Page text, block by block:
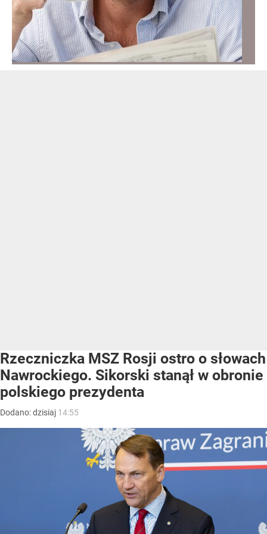
Rzeczniczka MSZ Rosji ostro o słowach
Nawrockiego. Sikorski stanął w obronie
polskiego prezydenta
Dodano:dzisiaj 14:55